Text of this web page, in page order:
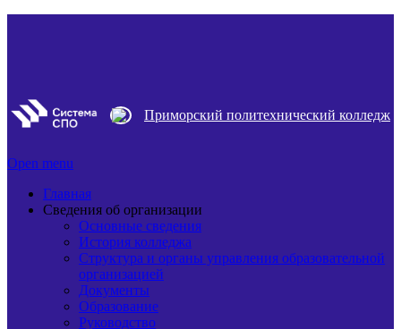
Приморский политехнический колледж
Open menu
Главная
Сведения об организации
Основные сведения
История колледжа
Структура и органы управления образовательной
организацией
Документы
Образование
Руководство